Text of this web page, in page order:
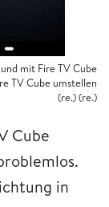
mit Fire TV Cube
TV Cube umstellen
(re.) (re.)
Cube
in